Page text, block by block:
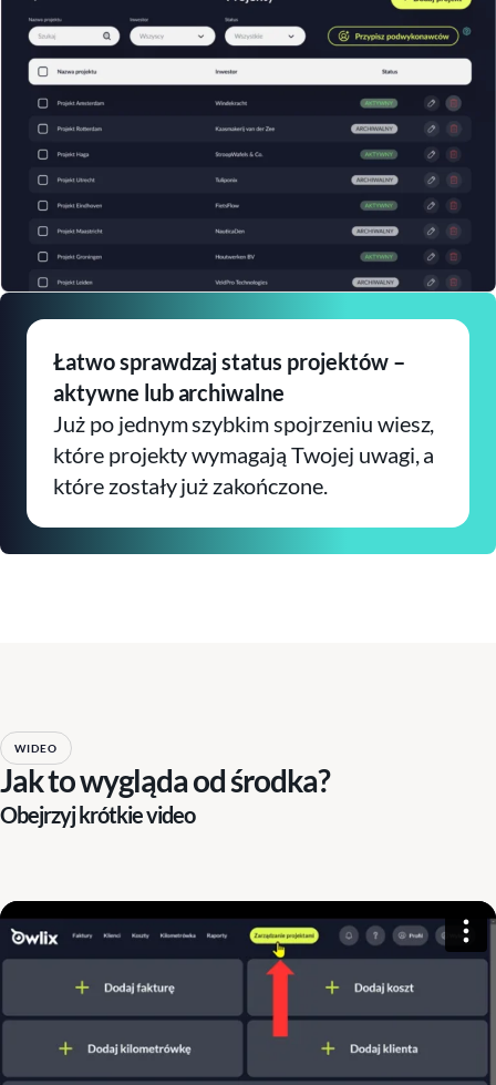
Łatwo sprawdzaj status projektów –
aktywne lub archiwalne
Już po jednym szybkim spojrzeniu wiesz,
które projekty wymagają Twojej uwagi, a
które zostały już zakończone.
WIDEO
Jak to wygląda od środka?
Obejrzyj krótkie video